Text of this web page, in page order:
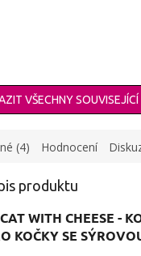
VŠECHNY
(4) Hodnocení
produktu
WITH CHEESE -
KOČKY SE